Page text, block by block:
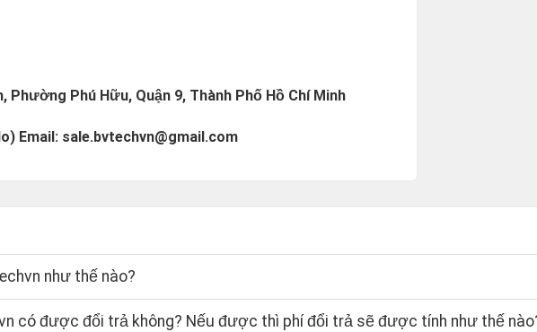
Phường Phú Hữu, Quận 9, Thành Phố Hồ Chí Minh
Email: sale.bvtechvn@gmail.com
như thế nào?
có được đổi trả không? Nếu được thì phí đổi trả sẽ được tính như thế